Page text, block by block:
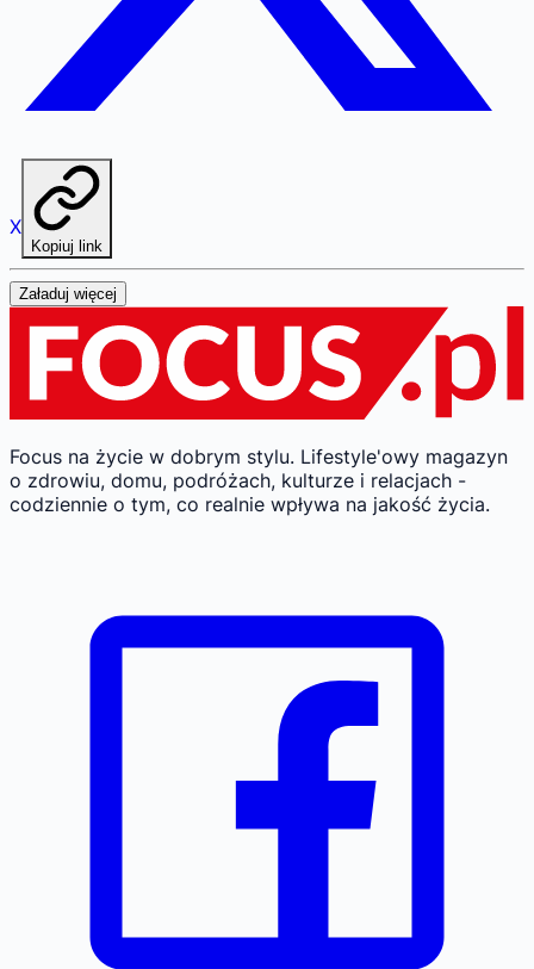
X
Kopiuj link
Załaduj więcej
Focus na życie w dobrym stylu. Lifestyle'owy magazyn
o zdrowiu, domu, podróżach, kulturze i relacjach -
codziennie o tym, co realnie wpływa na jakość życia.